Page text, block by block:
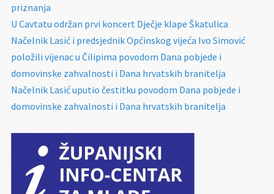
priznanja
U Cavtatu održan prvi koncert Dječje klape Škatulica
Načelnik Lasić i predsjednik Općinskog vijeća Ivo Simović
položili vijenac u Čilipima povodom Dana pobjede i
domovinske zahvalnosti i Dana hrvatskih branitelja
Načelnik Lasić uputio čestitku povodom Dana pobjede i
domovinske zahvalnosti i Dana hrvatskih branitelja